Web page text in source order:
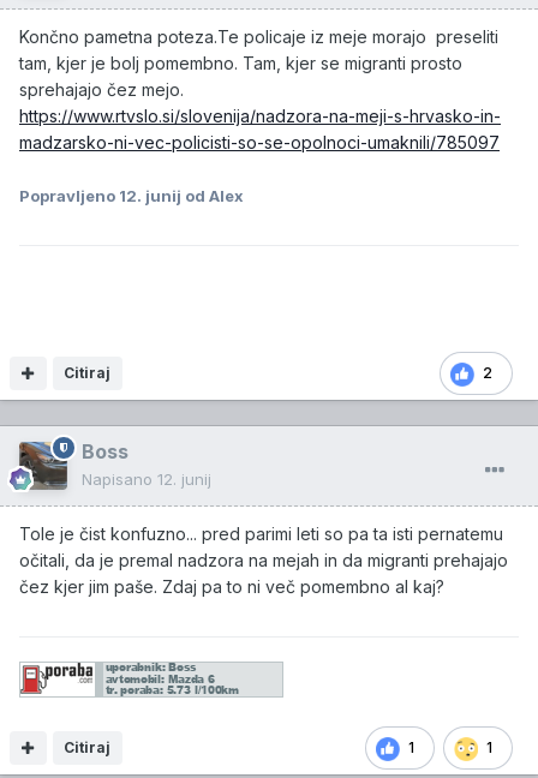
Končno pametna poteza.Te policaje iz meje morajo preseliti
tam, kjer je bolj pomembno. Tam, kjer se migranti prosto
sprehajajo čez mejo.
https://www.rtvslo.si/slovenija/nadzora-na-meji-s-hrvasko-in-
madzarsko-ni-vec-policisti-so-se-opolnoci-umaknili/785097
Popravljeno 12. junij od Alex
2
Citiraj
Boss
Napisano 12. junij
Tole je čist konfuzno... pred parimi leti so pa ta isti pernatemu
očitali, da je premal nadzora na mejah in da migranti prehajajo
čez kjer jim paše. Zdaj pa to ni več pomembno al kaj?
1 1
Citiraj